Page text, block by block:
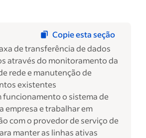
Copie esta seção
de transferência de dados
através do monitoramento da
rede e manutenção de
existentes
funcionamento o sistema de
empresa e trabalhar em
com o provedor de serviço de
manter as linhas ativas